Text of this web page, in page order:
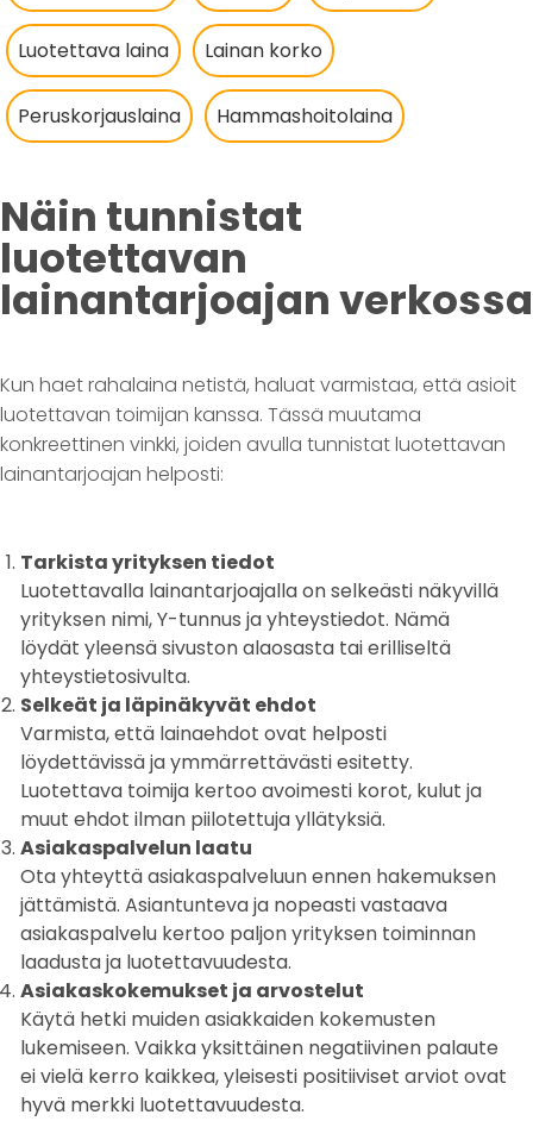
Luotettava laina Lainan korko
Peruskorjauslaina Hammashoitolaina
Näin tunnistat
luotettavan
lainantarjoajan verkossa
Kun haet rahalaina netistä, haluat varmistaa, että asioit
luotettavan toimijan kanssa. Tässä muutama
konkreettinen vinkki, joiden avulla tunnistat luotettavan
lainantarjoajan helposti:
Tarkista yrityksen tiedot
Luotettavalla lainantarjoajalla on selkeästi näkyvillä
yrityksen nimi, Y-tunnus ja yhteystiedot. Nämä
löydät yleensä sivuston alaosasta tai erilliseltä
yhteystietosivulta.
Selkeät ja läpinäkyvät ehdot
Varmista, että lainaehdot ovat helposti
löydettävissä ja ymmärrettävästi esitetty.
Luotettava toimija kertoo avoimesti korot, kulut ja
muut ehdot ilman piilotettuja yllätyksiä.
Asiakaspalvelun laatu
Ota yhteyttä asiakaspalveluun ennen hakemuksen
jättämistä. Asiantunteva ja nopeasti vastaava
asiakaspalvelu kertoo paljon yrityksen toiminnan
laadusta ja luotettavuudesta.
Asiakaskokemukset ja arvostelut
Käytä hetki muiden asiakkaiden kokemusten
lukemiseen. Vaikka yksittäinen negatiivinen palaute
ei vielä kerro kaikkea, yleisesti positiiviset arviot ovat
hyvä merkki luotettavuudesta.